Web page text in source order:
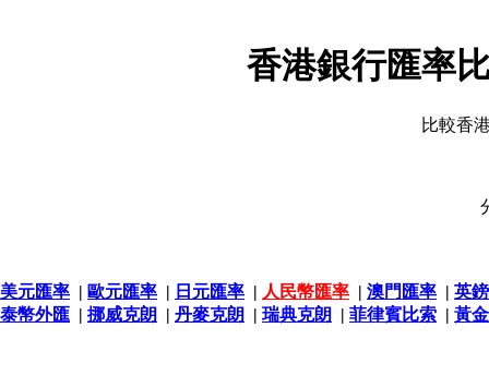
香港銀行匯率
比較香
美元匯率 | 歐元匯率 | 日元匯率 | 人民幣匯率 | 澳門匯率 | 英
泰幣外匯 | 挪威克朗 | 丹麥克朗 | 瑞典克朗 | 菲律賓比索 | 黃